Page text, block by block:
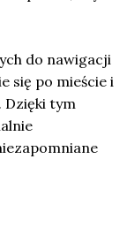
do nawigacji
się po mieście i
Dzięki tym